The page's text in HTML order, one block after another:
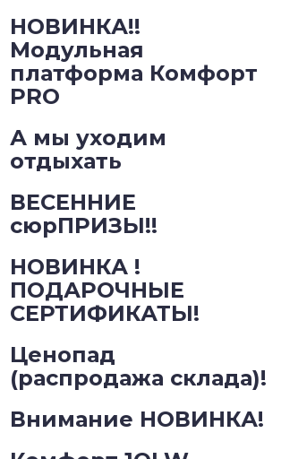
НОВИНКА!!
Модульная
платформа Комфорт
PRO
А мы уходим
отдыхать
ВЕСЕННИЕ
сюрПРИЗЫ!!
НОВИНКА !
ПОДАРОЧНЫЕ
СЕРТИФИКАТЫ!
Ценопад
(распродажа склада)!
Внимание НОВИНКА!